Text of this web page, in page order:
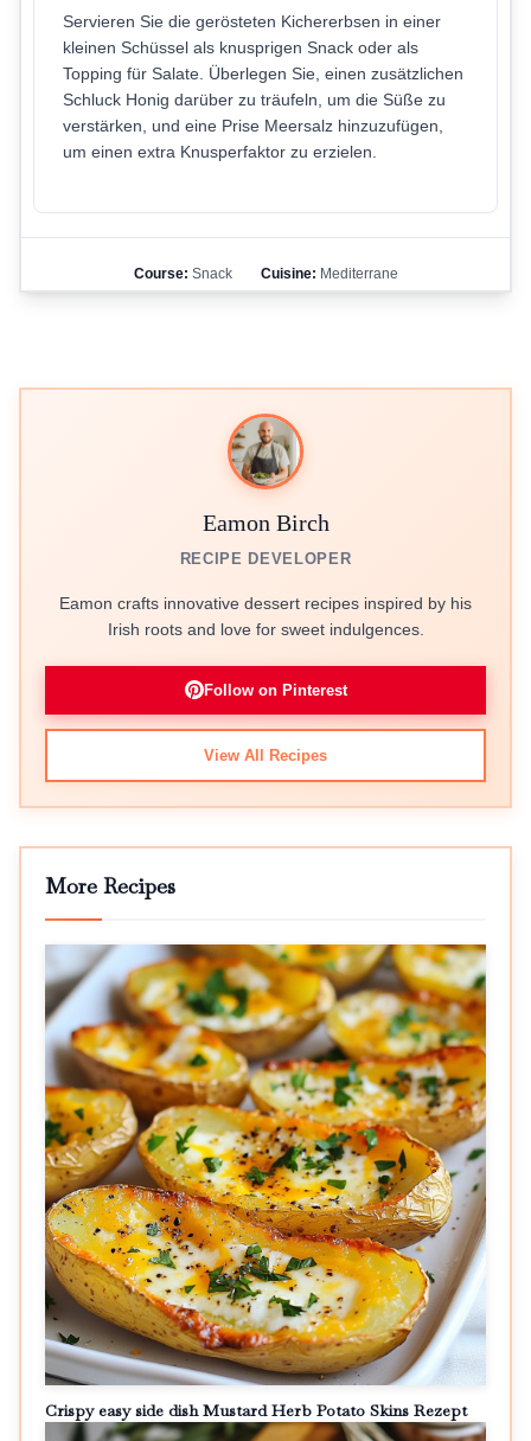
Servieren Sie die gerösteten Kichererbsen in einer
kleinen Schüssel als knusprigen Snack oder als
Topping für Salate. Überlegen Sie, einen zusätzlichen
Schluck Honig darüber zu träufeln, um die Süße zu
verstärken, und eine Prise Meersalz hinzuzufügen,
um einen extra Knusperfaktor zu erzielen.
Course: Snack Cuisine: Mediterrane
Eamon Birch
RECIPE DEVELOPER
Eamon crafts innovative dessert recipes inspired by his
Irish roots and love for sweet indulgences.
Follow on Pinterest
View All Recipes
More Recipes
Crispy easy side dish Mustard Herb Potato Skins Rezept